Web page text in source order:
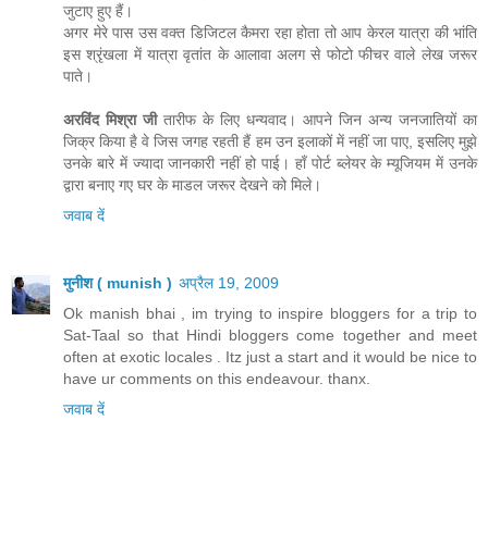
जुटाए हुए हैं।
अगर मेरे पास उस वक्त डिजिटल कैमरा रहा होता तो आप केरल यात्रा की भांति
इस श्रृंखला में यात्रा वृतांत के आलावा अलग से फोटो फीचर वाले लेख जरूर
पाते।
अरविंद मिश्रा जी तारीफ के लिए धन्यवाद। आपने जिन अन्य जनजातियों का
जिक्र किया है वे जिस जगह रहती हैं हम उन इलाकों में नहीं जा पाए, इसलिए मुझे
उनके बारे में ज्यादा जानकारी नहीं हो पाई। हाँ पोर्ट ब्लेयर के म्यूजियम में उनके
द्वारा बनाए गए घर के माडल जरूर देखने को मिले।
जवाब दें
मुनीश ( munish ) अप्रैल 19, 2009
Ok manish bhai , im trying to inspire bloggers for a trip to
Sat-Taal so that Hindi bloggers come together and meet
often at exotic locales . Itz just a start and it would be nice to
have ur comments on this endeavour. thanx.
जवाब दें